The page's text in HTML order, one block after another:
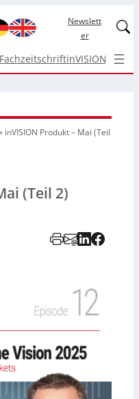
Newslett
er
FachzeitschriftinVISION Top
inVISION Produkt – Mai (Teil
(Teil 2)